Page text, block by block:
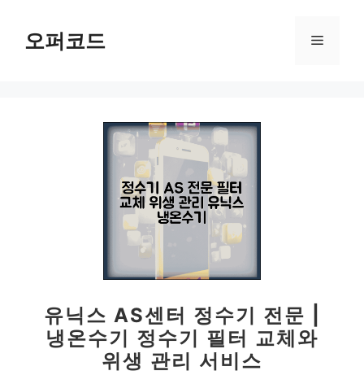
오퍼코드 메
유닉스 AS센터 정수기 전문 |
냉온수기 정수기 필터 교체와
위생 관리 서비스